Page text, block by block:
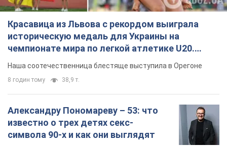
Красавица из Львова с рекордом выиграла
историческую медаль для Украины на
чемпионате мира по легкой атлетике U20.
Видео
Наша соотечественница блестяще выступила в Орегоне
8 годин тому 38,9 т.
Александру Пономареву – 53: что
известно о трех детях секс-
символа 90-х и как они выглядят